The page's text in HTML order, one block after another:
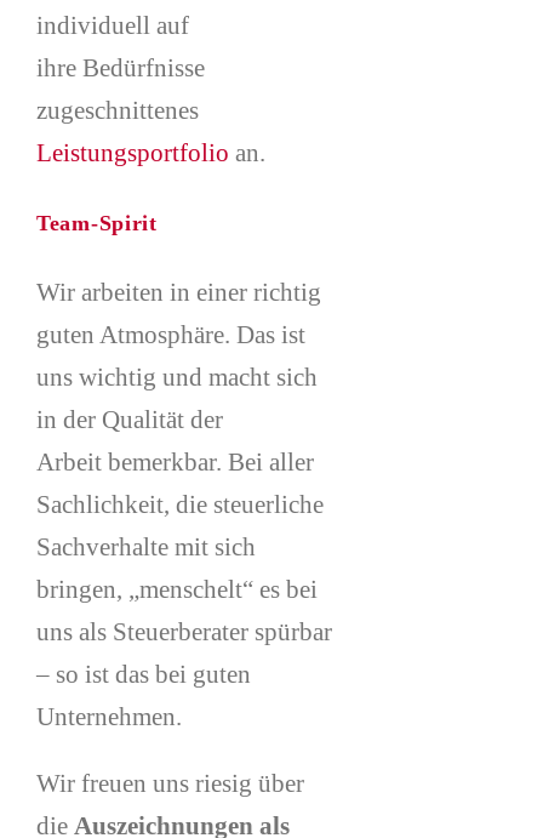
individuell auf
ihre Bedürfnisse
zugeschnittenes
Leistungsportfolio an.
Team-Spirit
Wir arbeiten in einer richtig
guten Atmosphäre. Das ist
uns wichtig und macht sich
in der Qualität der
Arbeit bemerkbar. Bei aller
Sachlichkeit, die steuerliche
Sachverhalte mit sich
bringen, „menschelt“ es bei
uns als Steuerberater spürbar
– so ist das bei guten
Unternehmen.
Wir freuen uns riesig über
die Auszeichnungen als